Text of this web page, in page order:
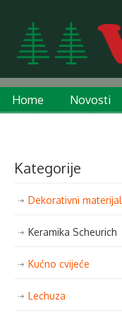
Home Novosti
Kategorije
Dekorativni materijal
Keramika Scheurich
Kućno cvijeće
Lechuza